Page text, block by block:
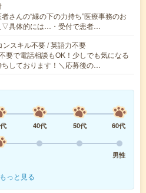
さんの“縁の下の力持ち”医療事務のお
▽具体的には…・受付で患者…
ンスキル不要 / 英語力不要
要で電話相談もOK！少しでも気になる
しております！＼応募後の…
40代 50代
60代
男性
もっと見る